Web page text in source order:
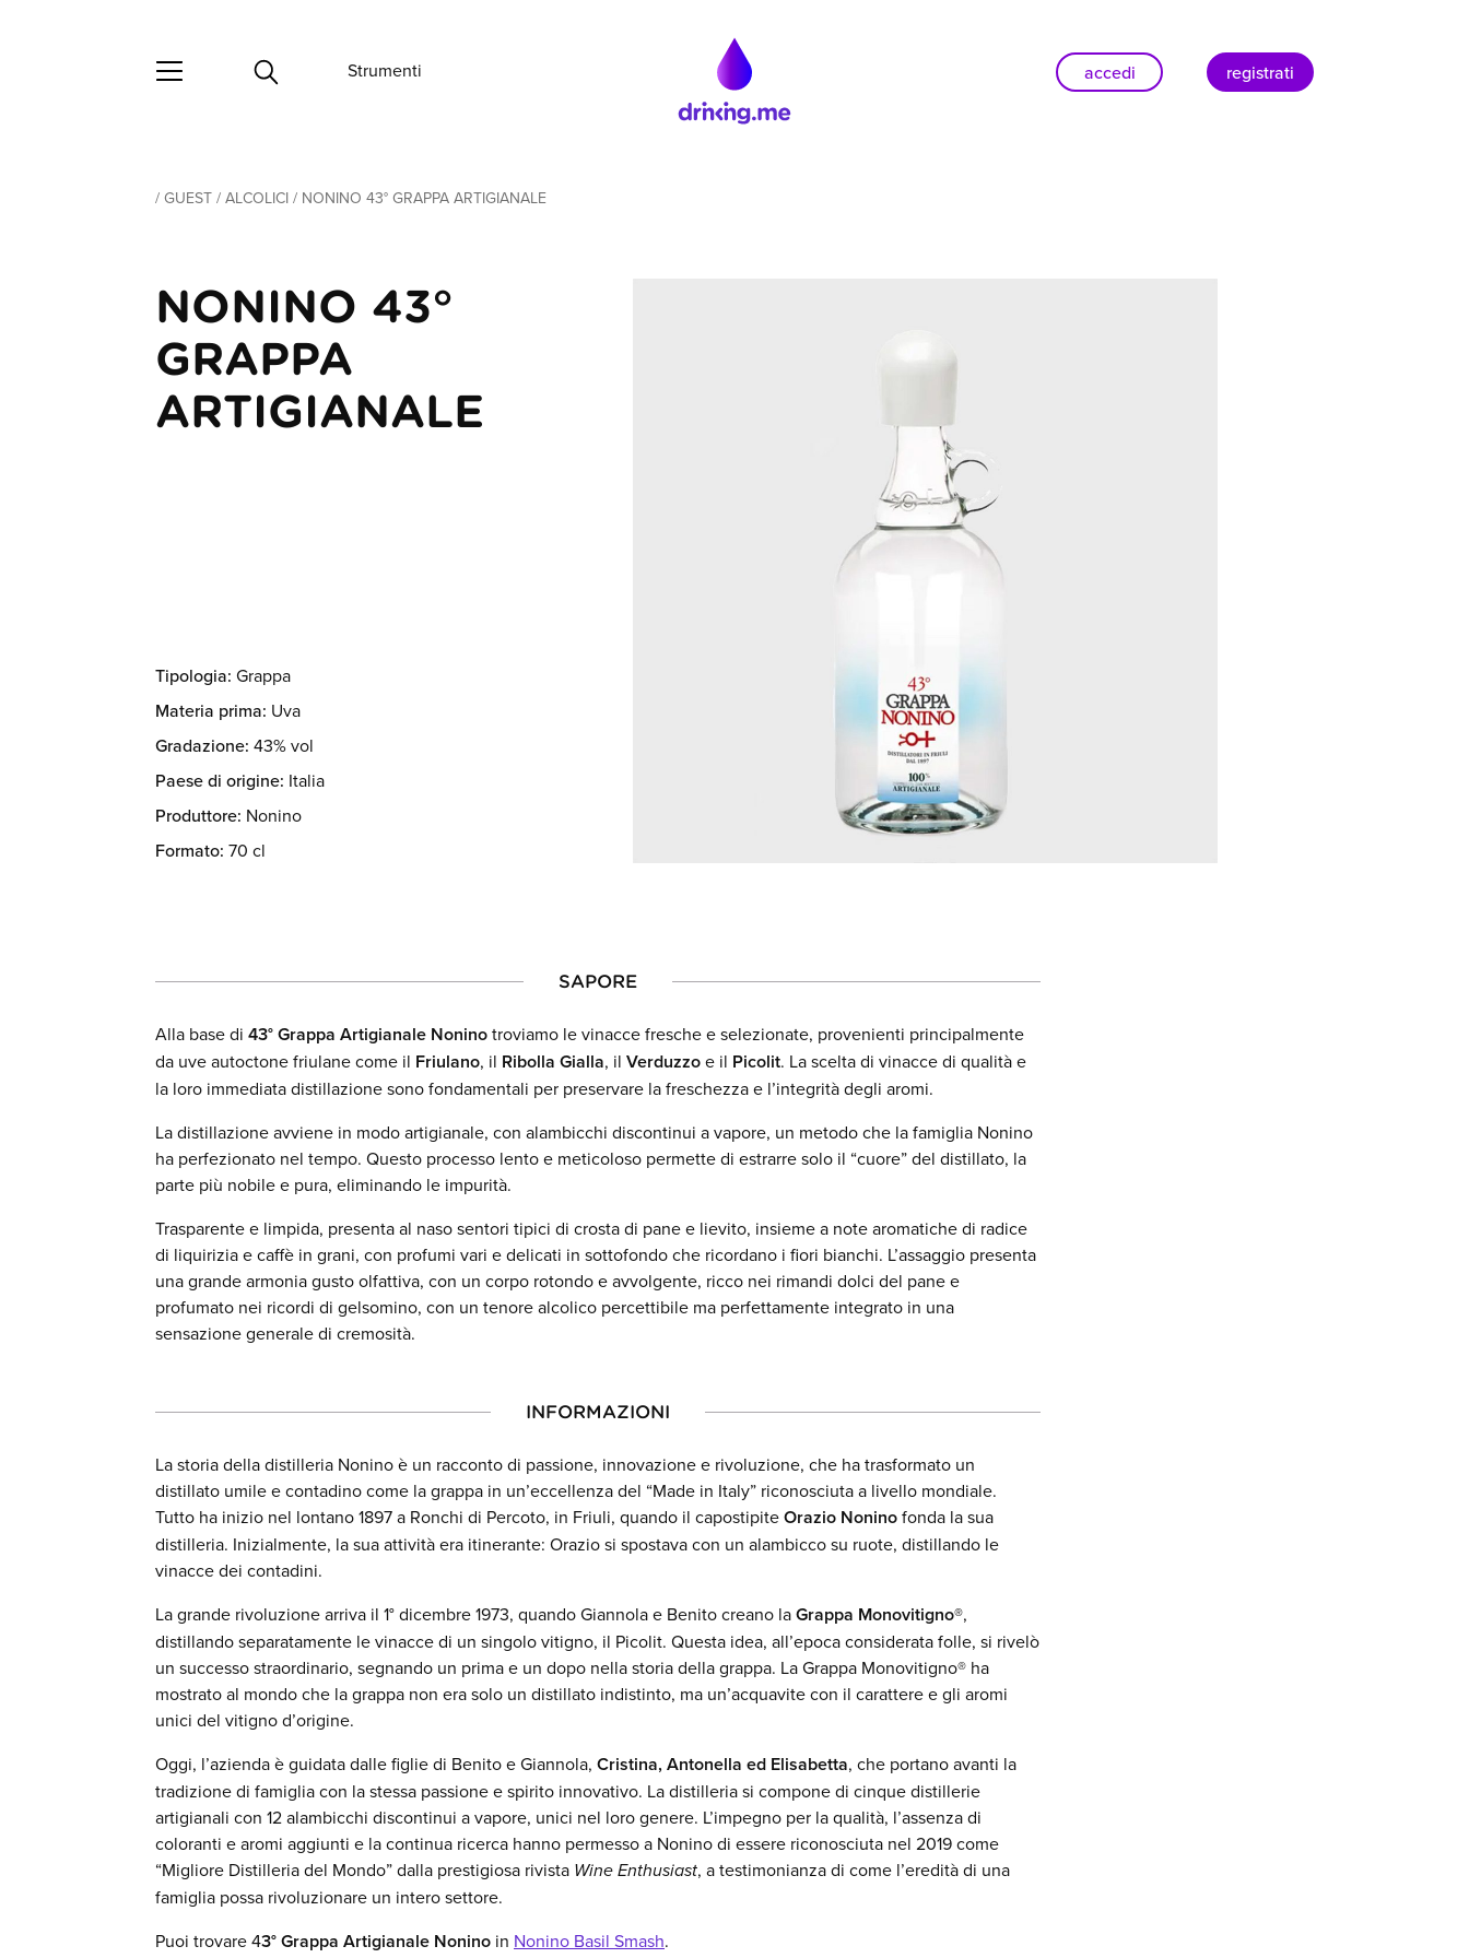
Strumenti accedi registrati
/ GUEST / ALCOLICI / NONINO 43° GRAPPA ARTIGIANALE
NONINO 43°
GRAPPA
ARTIGIANALE
Tipologia: Grappa
Materia prima: Uva
Gradazione: 43% vol
Paese di origine: Italia
Produttore: Nonino
Formato: 70 cl
SAPORE
Alla base di 43° Grappa Artigianale Noninotroviamo le vinacce fresche e selezionate, provenienti principalmente
da uve autoctone friulane come il Friulano, il Ribolla Gialla, il Verduzzoe il Picolit. La scelta di vinacce di qualità e
la loro immediata distillazione sono fondamentali per preservare la freschezza e l’integrità degli aromi.
La distillazione avviene in modo artigianale, con alambicchi discontinui a vapore, un metodo che la famiglia Nonino
ha perfezionato nel tempo. Questo processo lento e meticoloso permette di estrarre solo il “cuore” del distillato, la
parte più nobile e pura, eliminando le impurità.
Trasparente e limpida, presenta al naso sentori tipici di crosta di pane e lievito, insieme a note aromatiche di radice
di liquirizia e caffè in grani, con profumi vari e delicati in sottofondo che ricordano i fiori bianchi. L’assaggio presenta
una grande armonia gusto olfattiva, con un corpo rotondo e avvolgente, ricco nei rimandi dolci del pane e
profumato nei ricordi di gelsomino, con un tenore alcolico percettibile ma perfettamente integrato in una
sensazione generale di cremosità.
INFORMAZIONI
La storia della distilleria Nonino è un racconto di passione, innovazione e rivoluzione, che ha trasformato un
distillato umile e contadino come la grappa in un’eccellenza del “Made in Italy” riconosciuta a livello mondiale.
Tutto ha inizio nel lontano 1897 a Ronchi di Percoto, in Friuli, quando il capostipiteOrazio Noninofonda la sua
distilleria. Inizialmente, la sua attività era itinerante: Orazio si spostava con un alambicco su ruote, distillando le
vinacce dei contadini.
La grande rivoluzione arriva il 1° dicembre 1973, quando Giannola e Benito creano laGrappa Monovitigno®,
distillando separatamente le vinacce di un singolo vitigno, il Picolit. Questa idea, all’epoca considerata folle, si rivelò
un successo straordinario, segnando un prima e un dopo nella storia della grappa. La Grappa Monovitigno® ha
mostrato al mondo che la grappa non era solo un distillato indistinto, ma un’acquavite con il carattere e gli aromi
unici del vitigno d’origine.
Oggi, l’azienda è guidata dalle figlie di Benito e Giannola, Cristina, Antonella ed Elisabetta, che portano avanti la
tradizione di famiglia con la stessa passione e spirito innovativo. La distilleria si compone di cinque distillerie
artigianali con 12 alambicchi discontinui a vapore, unici nel loro genere. L’impegno per la qualità, l’assenza di
coloranti e aromi aggiunti e la continua ricerca hanno permesso a Nonino di essere riconosciuta nel 2019 come
“Migliore Distilleria del Mondo” dalla prestigiosa rivista Wine Enthusiast, a testimonianza di come l’eredità di una
famiglia possa rivoluzionare un intero settore.
Puoi trovare 43° Grappa Artigianale Nonino in Nonino Basil Smash.